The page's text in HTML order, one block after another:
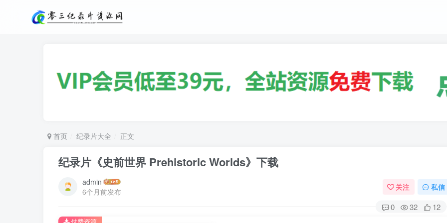
首页 纪录片大全 正文
纪录片《史前世界 Prehistoric Worlds》下载
admin
6个月前发布
关注 私信
0 32 12